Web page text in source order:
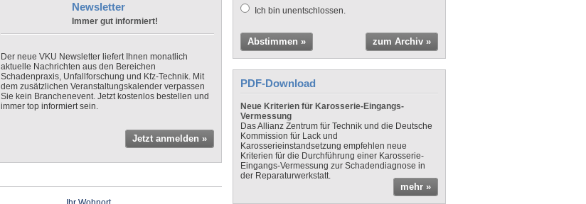
Newsletter
Immer gut informiert!
Der neue VKU Newsletter liefert Ihnen monatlich
aktuelle Nachrichten aus den Bereichen
Schadenpraxis, Unfallforschung und Kfz-Technik. Mit
dem zusätzlichen Veranstaltungskalender verpassen
Sie kein Branchenevent. Jetzt kostenlos bestellen und
immer top informiert sein.
Jetzt anmelden »
Ich bin unentschlossen.
Abstimmen » zum Archiv »
PDF-Download
Neue Kriterien für Karosserie-Eingangs-
Vermessung
Das Allianz Zentrum für Technik und die Deutsche
Kommission für Lack und
Karosserieinstandsetzung empfehlen neue
Kriterien für die Durchführung einer Karosserie-
Eingangs-Vermessung zur Schadendiagnose in
der Reparaturwerkstatt.
mehr »